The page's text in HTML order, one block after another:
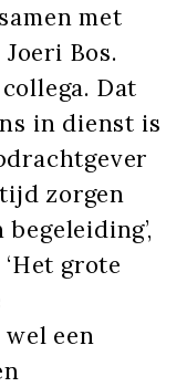
met
Bos.
Dat
in dienst is
zorgen
grote
een